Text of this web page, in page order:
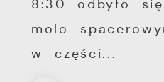
8:30 odbyło
molo
w części...